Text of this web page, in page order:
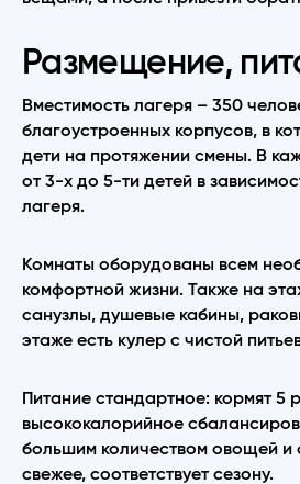
Размещение,
Вместимость лагеря – 350
благоустроенных корпусов, в
дети на протяжении смены. В
от 3-х до 5-ти детей в
лагеря.
Комнаты оборудованы всем
комфортной жизни. Также на
санузлы, душевые кабины,
этаже есть кулер с чистой
Питание стандартное: кормят 5
высококалорийное
большим количеством овощей и
свежее, соответствует сезону.